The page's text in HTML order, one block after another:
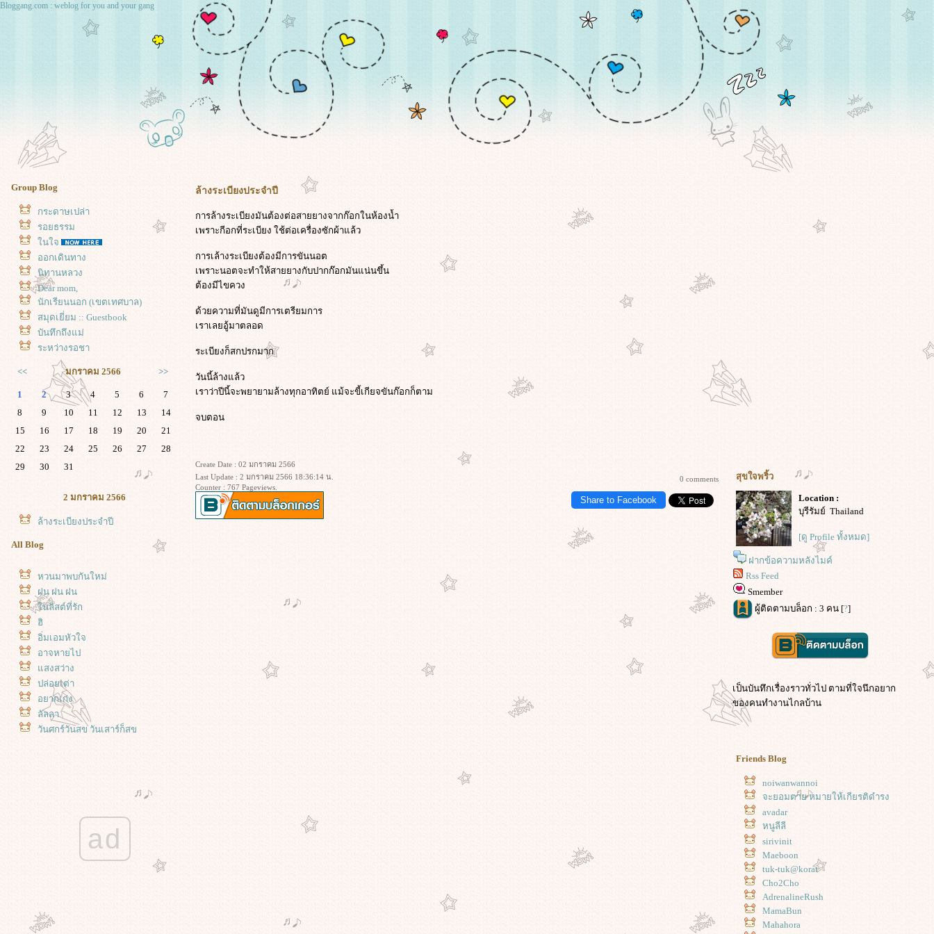
Bloggang.com : weblog for you and your gang
Group Blog
กระดาษเปล่า
รอยธรรม
นใจ
ออกเดินทาง
นิทานหลวง
Dear mom,
นักเรียนนอก (เขตเทศบาล)
สมุดเยี่ยม :: Guestbook
บันทึกถึงแม่
ระหว่างรอชา
<< มกราคม 2566 >>
1 2 3 4 5 6
7
8
9 10 11 12 13
14
15
16 17 18 19 20
21
22
23 24 25 26 27
28
29
30 31
2 มกราคม 2566
ล้างระเบียงประจำปี
All Blog
หวนมาพบกันใหม่
ฝน ฝน ฝน
นลิสต์ที่รัก
ฮิ
อิ่มเอมหัวใจ
อาจหายไป
สงสว่าง
ปล่อยเต่า
อยากเก่ง
ลัลลา
วันศุกร์วันสุข วันเสาร์ก็สุข
สวนของฉัน : วันหยุดที่แดดไม่แรง
สวนของฉัน : กระสุนพระอินทร์ ทาก
บุ้ง และความยุ่งๆ ของหัวใจ
นางในวรรณคดี และน้ำหลายดีกรี
ของพระโค
ad
ล้างระเบียงประจำปี
การล้างระเบียงมันต้องต่อสายยางจากก๊อกในห้องน้ำ
เพราะกีอกที่ระเบียง ใช้ต่อเครื่องซักผ้าแล้ว
การเล้างระเบียงต้องมีการขันนอต
เพราะนอตจะทำให้สายยางกับปากก๊อกมันแน่นขึ้น
ต้องมีไขควง
ด้วยความที่มันดูมีการเตรียมการ
เราเลยอู้มาตลอด
ระเบียงก็สกปรกมาก
วันนี้ล้างแล้ว
เราว่าปีนี้จะพยายามล้างทุกอาทิตย์ แม้จะขี้เกียจขันก๊อกก็ตาม
จบตอน
Create Date : 02 มกราคม 2566
Last Update : 2 มกราคม 2566 18:36:14 น.
Counter : 767 Pageviews.
0 comments
Share to Facebook
สุขใจพริ้ว
Location :
บุรีรัมย์ Thailand
[ดู Profile ทั้งหมด]
ฝากข้อความหลังไมค์
Rss Feed
Smember
ผู้ติดตามบล็อก : 3 คน [?]
เป็นบันทึกเรื่องราวทั่วไป ตามที่ใจนึกอยาก
ของคนทำงานไกลบ้าน
Friends Blog
noiwanwannoi
จะยอมตาย หมายให้เกียรติดำรง
avadar
หนูลีลี
sirivinit
Maeboon
tuk-tuk@korat
Cho2Cho
AdrenalineRush
MamaBun
Mahahora